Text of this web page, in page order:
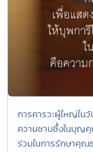
การคารวะผู้ใหญ่ใ
ความซาบซึ้งในบุญ
ร่วมในการรักษาคุ